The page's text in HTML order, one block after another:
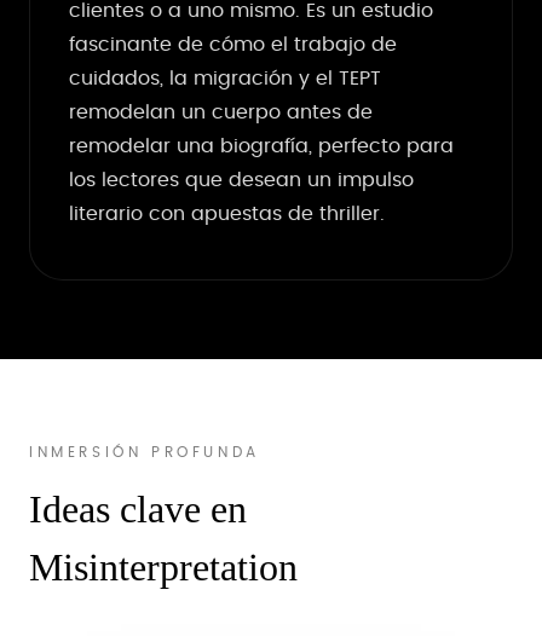
clientes o a uno mismo. Es un estudio
fascinante de cómo el trabajo de
cuidados, la migración y el TEPT
remodelan un cuerpo antes de
remodelar una biografía, perfecto para
los lectores que desean un impulso
literario con apuestas de thriller.
INMERSIÓN PROFUNDA
Ideas clave en
Misinterpretation